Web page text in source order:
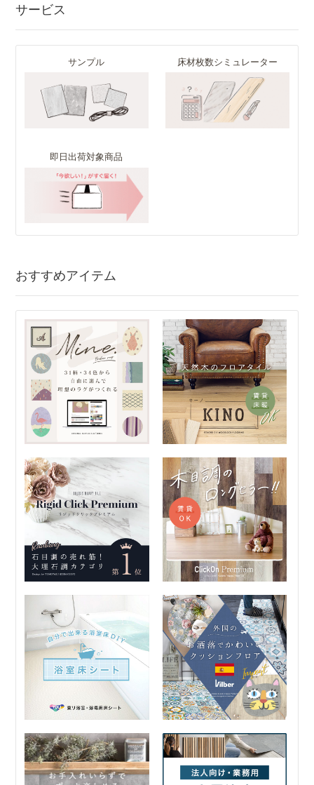
サービス
サンプル 床材枚数シミュレーター
即日出荷対象商品
おすすめアイテム